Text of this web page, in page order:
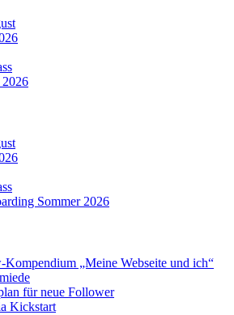
Sommer 2026
„Meine Webseite und ich“
für neue Follower
Kickstart